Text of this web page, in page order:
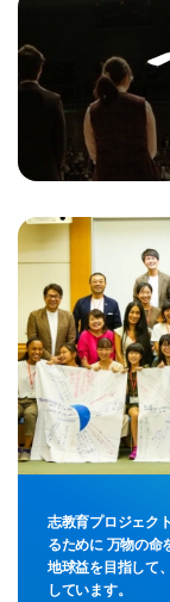
志教育プロジェク
るために 万物の命
地球益を目指して
しています。